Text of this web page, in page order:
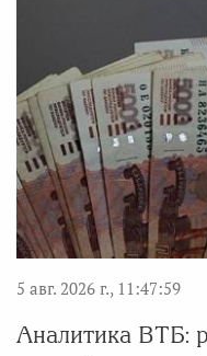
5 авг. 2026 г., 11:47:59
Аналитика ВТБ: